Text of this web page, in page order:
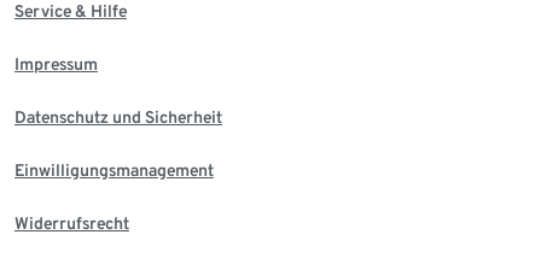
Service & Hilfe
Impressum
Datenschutz und Sicherheit
Einwilligungsmanagement
Widerrufsrecht